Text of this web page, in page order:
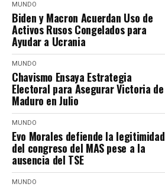
MUNDO
Biden y Macron Acuerdan Uso de
Activos Rusos Congelados para
Ayudar a Ucrania
MUNDO
Chavismo Ensaya Estrategia
Electoral para Asegurar Victoria de
Maduro en Julio
MUNDO
Evo Morales defiende la legitimidad
del congreso del MAS pese a la
ausencia del TSE
MUNDO